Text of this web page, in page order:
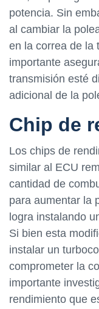
potencia. Sin
al cambiar la
en la correa de la
importante
transmisión esté
adicional de la
Chip de
Los chips de
similar al ECU
cantidad de
para aumentar la
logra instalando
Si bien esta
instalar un
comprometer la
importante
rendimiento que